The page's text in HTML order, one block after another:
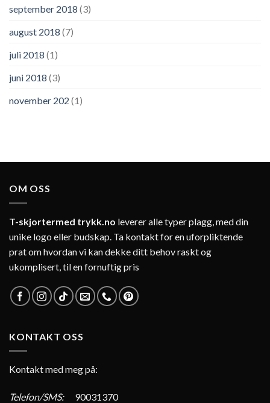
september 2018 (3)
august 2018 (7)
juli 2018 (1)
juni 2018 (3)
november 202 (1)
OM OSS
T-skjortermed trykk.no leverer alle typer plagg, med din
unike logo eller budskap. Ta kontakt for en uforpliktende
prat om hvordan vi kan dekke ditt behov raskt og
ukomplisert, til en fornuftig pris
KONTAKT OSS
Kontakt med meg på:
Telefon/SMS:
90031370